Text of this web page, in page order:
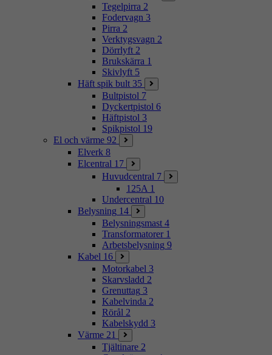
Tegelpirra 2
Fodervagn 3
Pirra 2
Verktygsvagn 2
Dörrlyft 2
Brukskärra 1
Skivlyft 5
Häft spik bult 35
Bultpistol 7
Dyckertpistol 6
Häftpistol 3
Spikpistol 19
El och värme 92
Elverk 8
Elcentral 17
Huvudcentral 7
125A 1
Undercentral 10
Belysning 14
Belysningsmast 4
Transformatorer 1
Arbetsbelysning 9
Kabel 16
Motorkabel 3
Skarvsladd 2
Grenuttag 3
Kabelvinda 2
Rörål 2
Kabelskydd 3
Värme 21
Tjältinare 2